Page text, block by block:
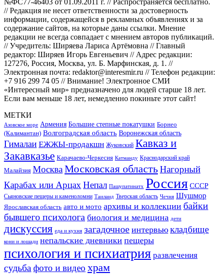
// Редакция не несет ответственности за достоверность
информации, содержащейся в рекламных объявлениях и за
содержание сайтов, на которые даны ссылки. Мнение
редакции не всегда совпадает с мнением авторов публикаций.
// Учредитель: Ширяева Лариса Артёмовна // Главный
редактор: Ширяев Игорь Евгеньевич // Адрес редакции:
127276, Россия, Москва, ул. Б. Марфинская, д. 1. //
Электронная почта: redaktor@interesmir.ru // Телефон редакции:
+7 916 299 74 05 // Внимание! Электронное СМИ
«Интересный мир» предназначено для людей старше 18 лет.
Если вам меньше 18 лет, немедленно покиньте этот сайт!
МЕТКИ
Азовское море Армения Большие степные покатушки Борнео
(Калимантан) Волгоградская область Воронежская область
Гималаи ЕЖЖЫ-продакшн Жуковский Кавказ и
Закавказье Карачаево-Черкесия Катманду Краснодарский край
Малайзия МоскваМосковская областьНагорный
Карабах или Арцах Непал Пашупатинатх Россия СССР
Сьяновские пещеры и каменоломни Таиланд Тверская область Чечня Шушмор
Ярославская область авто и мото архивы и коллекции байки
бывшего психолога биология и медицина дети
дискуссия еда и кухня загадочное интервью кладбище
кони и лошади непальские дневники пещеры
психология и психиатрия развлечения
судьба фото и видео храм